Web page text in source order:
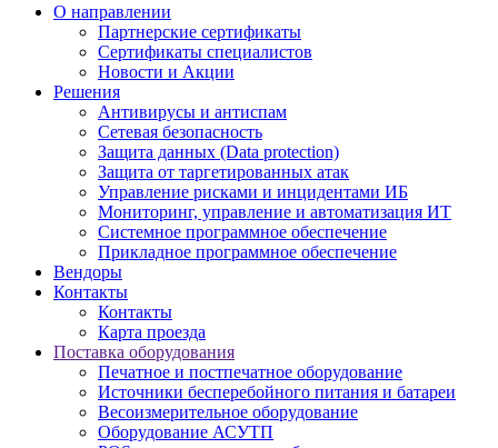
О направлении
Партнерские сертификаты
Сертификаты специалистов
Новости и Акции
Решения
Антивирусы и антиспам
Сетевая безопасность
Защита данных (Data protection)
Защита от таргетированных атак
Управление рисками и инцидентами ИБ
Мониторинг, управление и автоматизация ИТ
Системное программное обеспечение
Прикладное программное обеспечение
Вендоры
Контакты
Контакты
Карта проезда
Поставка оборудования
Печатное и постпечатное оборудование
Источники бесперебойного питания и батареи
Весоизмерительное оборудование
Оборудование АСУТП